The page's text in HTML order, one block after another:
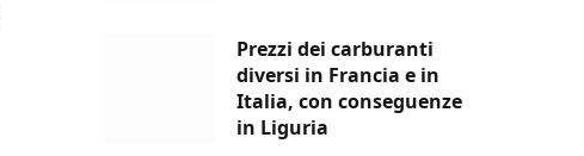
Prezzi dei carburanti
diversi in Francia e in
Italia, con conseguenze
in Liguria